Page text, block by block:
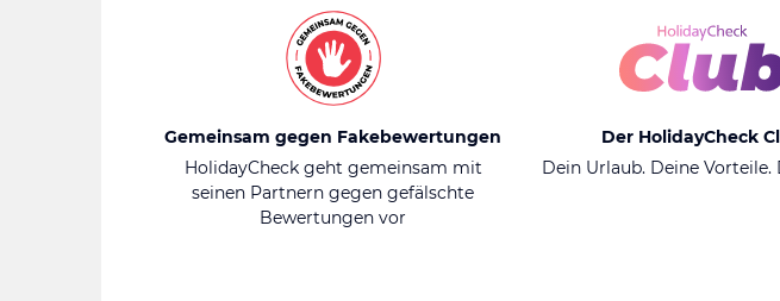
Gemeinsam gegen Fakebewertungen
HolidayCheck geht gemeinsam mit
seinen Partnern gegen gefälschte
Bewertungen vor
Der HolidayCheck
Dein Urlaub. Deine Vorteile.